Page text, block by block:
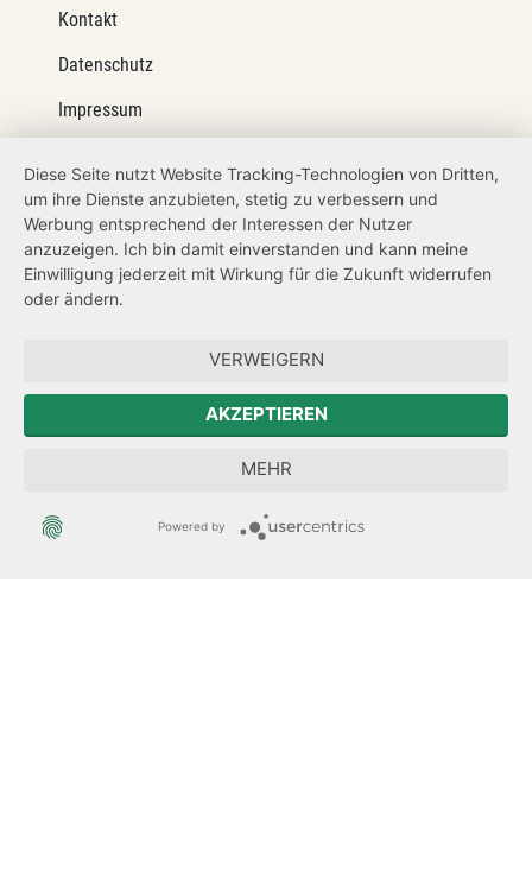
Kontakt
Datenschutz
Impressum
Netiquette
Transparenzanspruch
Hinweisgeberschutz
Forum Mitteleuropa
Der Sächsische Integrationsbeauftragte
Sächsische Landesbeauftragte zur Aufarbeitung der SED-
Diese Seite nutzt Website Tracking-Technologien von Dritten,
um ihre Dienste anzubieten, stetig zu verbessern und
Werbung entsprechend der Interessen der Nutzer
anzuzeigen. Ich bin damit einverstanden und kann meine
Einwilligung jederzeit mit Wirkung für die Zukunft widerrufen
oder ändern.
VERWEIGERN
AKZEPTIEREN
MEHR
Powered by